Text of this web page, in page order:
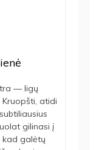
— ligų
atidi
gilinasi į
kad galėtų